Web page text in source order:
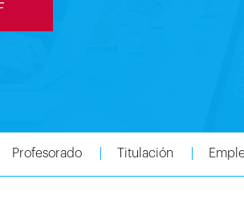
Profesorado Titulación